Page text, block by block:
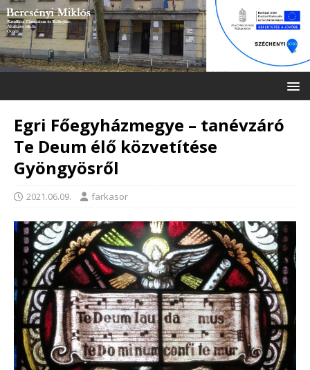
Egri Főegyházmegye – tanévzáró
Te Deum élő közvetítése
Gyöngyösről
2021.06.09. farkasor